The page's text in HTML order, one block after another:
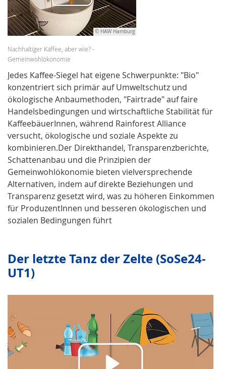
© HAW Hamburg
Nachhaltiger Kaffee, aber wie? -
Gemeinwohlökonomie
Jedes Kaffee-Siegel hat eigene Schwerpunkte: "Bio"
konzentriert sich primär auf Umweltschutz und
ökologische Anbaumethoden, "Fairtrade" auf faire
Handelsbedingungen und wirtschaftliche Stabilität für
KaffeebäuerInnen, während Rainforest Alliance
versucht, ökologische und soziale Aspekte zu
kombinieren.Der Direkthandel, Transparenzberichte,
Schattenanbau und die Prinzipien der
Gemeinwohlökonomie bieten vielversprechende
Alternativen, indem auf direkte Beziehungen und
Transparenz gesetzt wird, was zu höheren Einkommen
für ProduzentInnen und besseren ökologischen und
sozialen Bedingungen führt
Der letzte Tanz der Zelte (SoSe24-
UT1)